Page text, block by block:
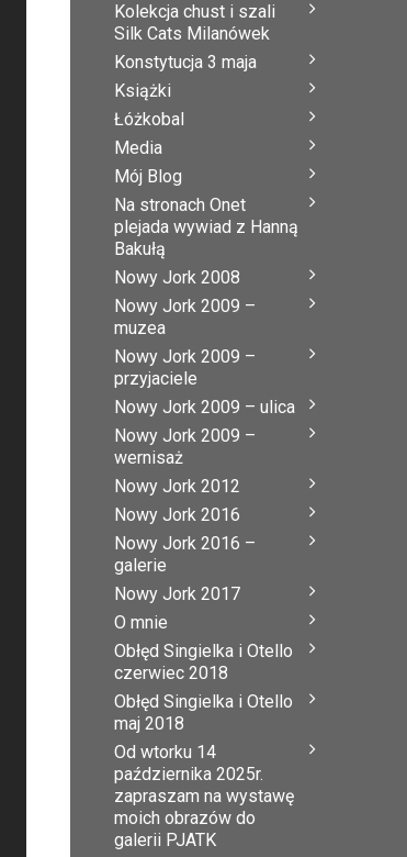
Kolekcja chust i szali
Silk Cats Milanówek
Konstytucja 3 maja
Książki
Łóżkobal
Media
Mój Blog
Na stronach Onet
plejada wywiad z Hanną
Bakułą
Nowy Jork 2008
Nowy Jork 2009 –
muzea
Nowy Jork 2009 –
przyjaciele
Nowy Jork 2009 – ulica
Nowy Jork 2009 –
wernisaż
Nowy Jork 2012
Nowy Jork 2016
Nowy Jork 2016 –
galerie
Nowy Jork 2017
O mnie
Obłęd Singielka i Otello
czerwiec 2018
Obłęd Singielka i Otello
maj 2018
Od wtorku 14
października 2025r.
zapraszam na wystawę
moich obrazów do
galerii PJATK